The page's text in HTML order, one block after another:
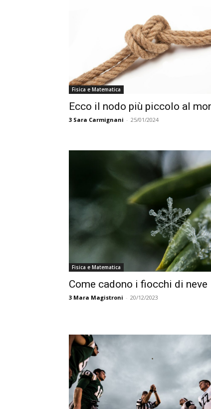
Fisica e Matematica
Ecco il nodo più piccolo al
3 Sara Carmignani - 25/01/2024
Fisica e Matematica
Come cadono i fiocchi di neve
3 Mara Magistroni - 20/12/2023